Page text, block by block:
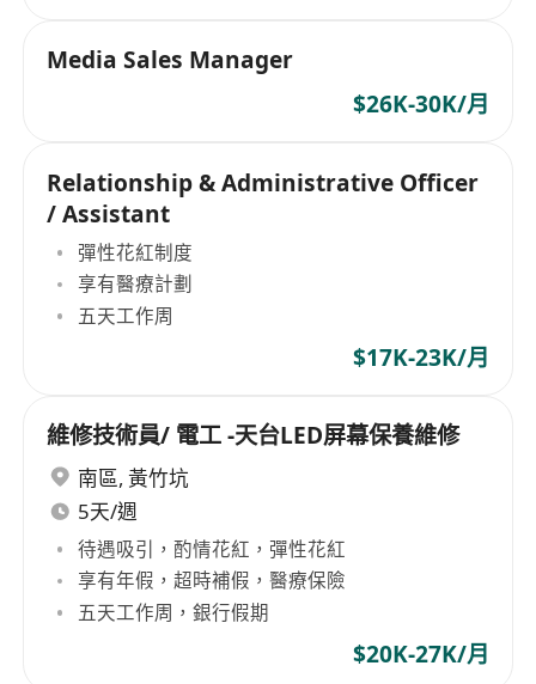
Media Sales Manager
$26K-30K/月
Relationship & Administrative Officer
/ Assistant
彈性花紅制度
享有醫療計劃
五天工作周
$17K-23K/月
維修技術員/ 電工 -天台LED屏幕保養維修
南區, 黃竹坑
5天/週
待遇吸引，酌情花紅，彈性花紅
享有年假，超時補假，醫療保險
五天工作周，銀行假期
$20K-27K/月